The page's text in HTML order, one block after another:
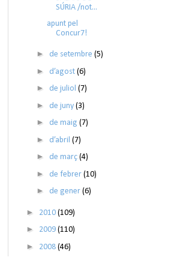
SÚRIA /not...
apunt pel
Concur7!
► de setembre (5)
► d’agost (6)
► de juliol (7)
► de juny (3)
► de maig (7)
► d’abril (7)
► de març (4)
► de febrer (10)
► de gener (6)
► 2010 (109)
► 2009 (110)
► 2008 (46)